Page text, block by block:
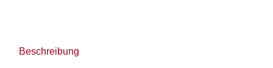
Beschreibung